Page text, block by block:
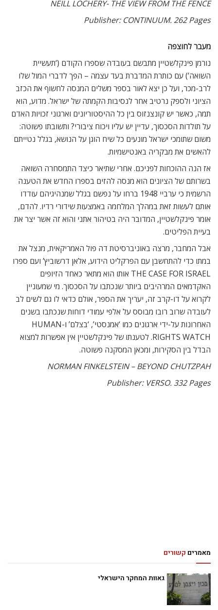
NEILL LOCHERY- THE VIEW FROM THE FENCE
Publisher: CONTINUUM. 262 Pages
מעבר לחוצפה
נורמן פינקלשטיין מתבשם בעובדה שספרו הקודם (‘תעשיית
השואה’) עם כותרת המדברת בעד עצמה – הפך לדברי המול שלו
לרב-מכר, ועל כן יצא לאור בספר משלים המנסה לחשוף את הכזב
הציוני ולספק נרטיב אחר לנסיבות הקמתה של ישראל. מדוע, הוא
תמה, כאשר יש קונצנזוס בין כל ההיסטוריונים וארגוני זכויות האדם
על תולדות הסכסוך, עדיין יש עליו ויכוח ציבורי? ותשובתו פשוטה:
משום שתומכי ישראל מונעים כל שיח הוגן על הנושא, בגלל נטייתם
להאשים את מבקריה באנטישמיות.
אז הנה ההוכחות לפניכם. אחרי שתיאר כיצד התמסחרה השואה
בשרותם של הציונים הוא מנסה להזים בספרו החדש את הטענה
הרשמית כי ערביי 1948 ברחו על נפשם בגלל שמנהיגיהם עודדו
אותם לעשות זאת במהלך המלחמה באמצעות שידורי רדיו. להדם,
אומר פינקלשטיין, המדובר היה בטיהור אתני והוא זה אשר יצר את
בעיית הפליטים.
אבל המחבר, מרצה באוניברסיטת דה פול האמריקאית, מנצל את
במתו כדי להתחשבן עם הפרקליט הידוע, אלאן דרשוביץ’ ועם ספרו
THE CASE FOR ISRAEL אותו הוא מתאר כאחד הזיופים
האקדמאים המרהיבים ביותר שנכתבו על הסכסוך. מי שמעוניין
לקרוא על דו-קרב זה, יעריך את הספר, אולם כדאי לו גם לשים לב
לעובדה שרוב רובו מבוסס על אלפי עמודי דוחות שנכתבו בשנים
האחרונות על-ידי ארגונים כמו ‘אמנסטי’, ‘בצלם’ ו-HUMAN
RIGHTS WATCH. לטענתו של פינקלשטיין אין אפשרות למצוא
הבדל בין הסקירות, ומכאן המסקנה פשוטה.
NORMAN FINKELSTEIN – BEYOND CHUTZPAH
Publisher: VERSO. 332 Pages
פרץ קידרון הוא פעיל שמאל ישראלי וותיק וידוע, שכתב ספרים רבים
שהעדיפו ישיבה בכלא צבאי על פני שרות מילואים בשטחים לאחר
מלחמת ששת הימים. בספרו האחרון, המתחיל בהקדמה של סוזאן
סונטאג, הוא מעניק במה לעשרות רפיוזניקים שמטעמי מצפון סירבו